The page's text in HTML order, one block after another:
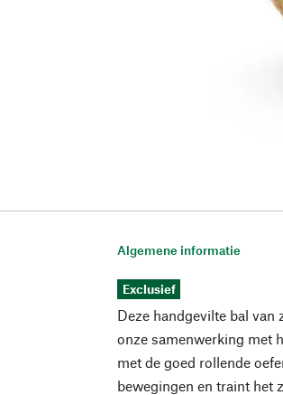
Algemene informatie
Exclusief
Deze handgevilte bal van
onze samenwerking met
met de goed rollende
bewegingen en traint het